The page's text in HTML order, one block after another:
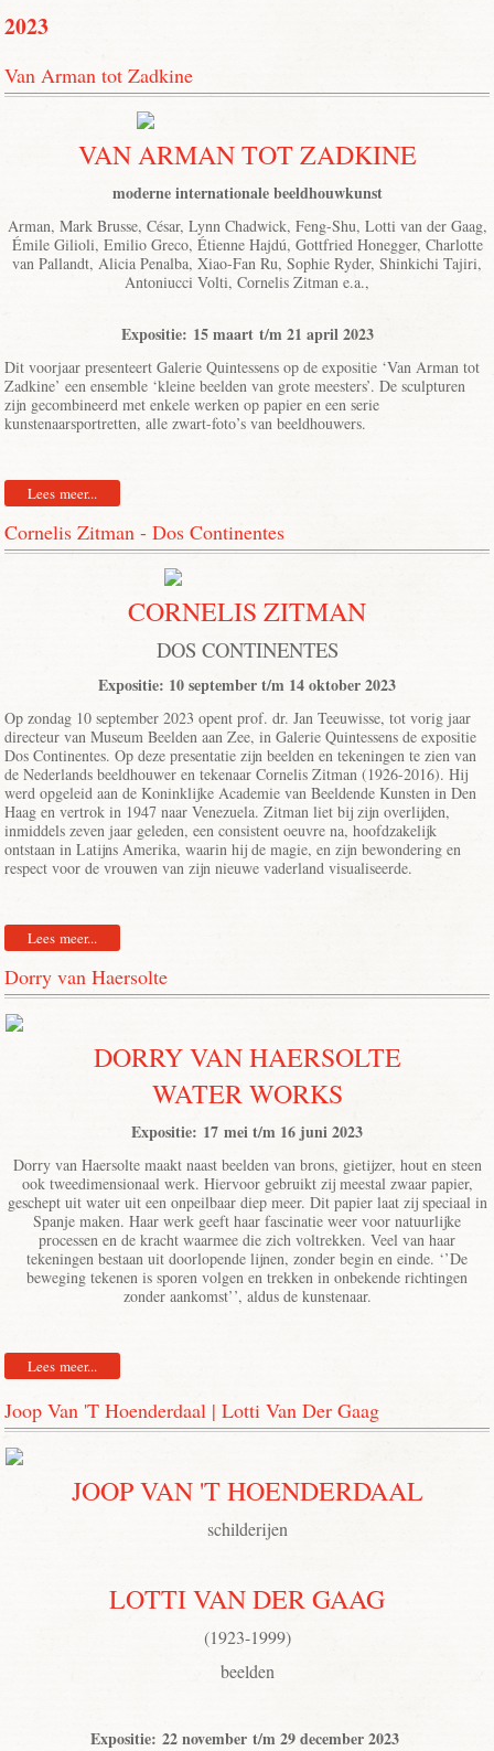
2023
Van Arman tot Zadkine
VAN ARMAN TOT ZADKINE
moderne internationale beeldhouwkunst
Arman, Mark Brusse, César, Lynn Chadwick, Feng-Shu, Lotti van der Gaag,
Émile Gilioli, Emilio Greco, Étienne Hajdú, Gottfried Honegger, Charlotte
van Pallandt, Alicia Penalba, Xiao-Fan Ru, Sophie Ryder, Shinkichi Tajiri,
Antoniucci Volti, Cornelis Zitman e.a.,
Expositie: 15 maart t/m 21 april 2023
Dit voorjaar presenteert Galerie Quintessens op de expositie ‘Van Arman tot
Zadkine’ een ensemble ‘kleine beelden van grote meesters’. De sculpturen
zijn gecombineerd met enkele werken op papier en een serie
kunstenaarsportretten, alle zwart-foto’s van beeldhouwers.
Lees meer...
Cornelis Zitman - Dos Continentes
CORNELIS ZITMAN
DOS CONTINENTES
Expositie: 10 september t/m 14 oktober 2023
Op zondag 10 september 2023 opent prof. dr. Jan Teeuwisse, tot vorig jaar
directeur van Museum Beelden aan Zee, in Galerie Quintessens de expositie
Dos Continentes. Op deze presentatie zijn beelden en tekeningen te zien van
de Nederlands beeldhouwer en tekenaar Cornelis Zitman (1926-2016). Hij
werd opgeleid aan de Koninklijke Academie van Beeldende Kunsten in Den
Haag en vertrok in 1947 naar Venezuela. Zitman liet bij zijn overlijden,
inmiddels zeven jaar geleden, een consistent oeuvre na, hoofdzakelijk
ontstaan in Latijns Amerika, waarin hij de magie, en zijn bewondering en
respect voor de vrouwen van zijn nieuwe vaderland visualiseerde.
Lees meer...
Dorry van Haersolte
DORRY VAN HAERSOLTE
WATER WORKS
Expositie: 17 mei t/m 16 juni 2023
Dorry van Haersolte maakt naast beelden van brons, gietijzer, hout en steen
ook tweedimensionaal werk. Hiervoor gebruikt zij meestal zwaar papier,
geschept uit water uit een onpeilbaar diep meer. Dit papier laat zij speciaal in
Spanje maken. Haar werk geeft haar fascinatie weer voor natuurlijke
processen en de kracht waarmee die zich voltrekken. Veel van haar
tekeningen bestaan uit doorlopende lijnen, zonder begin en einde. ‘’De
beweging tekenen is sporen volgen en trekken in onbekende richtingen
zonder aankomst’’, aldus de kunstenaar.
Lees meer...
Joop Van 'T Hoenderdaal | Lotti Van Der Gaag
JOOP VAN 'T HOENDERDAAL
schilderijen
LOTTI VAN DER GAAG
(1923-1999)
beelden
Expositie: 22 november t/m 29 december 2023